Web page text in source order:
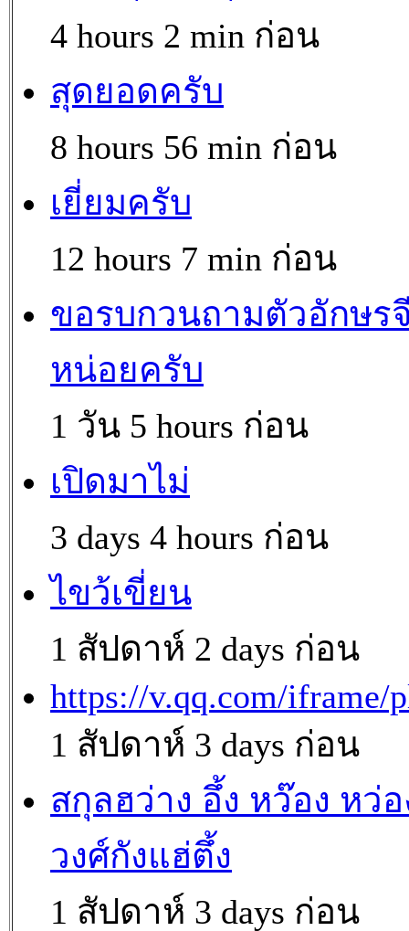
4 hours 2 min ก่อน
สุดยอดครับ
8 hours 56 min ก่อน
เยี่ยมครับ
12 hours 7 min ก่อน
ขอรบกวนถามตัวอักษร
หน่อยครับ
1 วัน 5 hours ก่อน
เปิดมาไม่
3 days 4 hours ก่อน
ไขว้เขี่ยน
1 สัปดาห์ 2 days ก่อน
https://v.qq.com/iframe/
1 สัปดาห์ 3 days ก่อน
สกุลฮว่าง อึ้ง หว๊อง หว่อ
วงศ์กังแฮ่ตึ้ง
1 สัปดาห์ 3 days ก่อน